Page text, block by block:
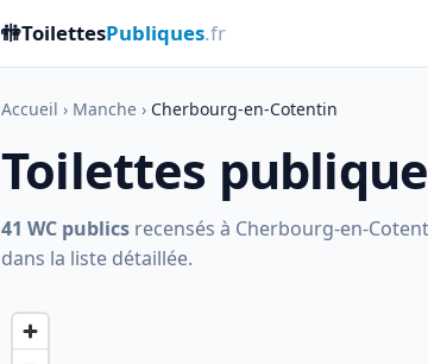
🚻ToilettesPubliques.fr
Accueil › Manche › Cherbourg-en-Cotentin
Toilettes
41 WC publics recensés à Cherbourg-en-
dans la liste détaillée.